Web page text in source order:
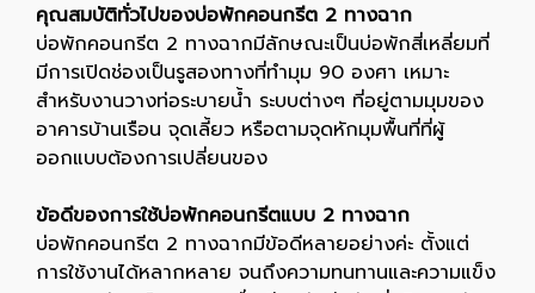
คุณสมบัติทั่วไปของบ่อพักคอนกรีต 2 ทางฉาก
บ่อพักคอนกรีต 2 ทางฉากมีลักษณะเป็นบ่อพักสี่เหลี่ยมที่
มีการเปิดช่องเป็นรูสองทางที่ทำมุม 90 องศา เหมาะ
สำหรับงานวางท่อระบายน้ำ ระบบต่างๆ ที่อยู่ตามมุมของ
อาคารบ้านเรือน จุดเลี้ยว หรือตามจุดหักมุมพื้นที่ที่ผู้
ออกแบบต้องการเปลี่ยนของ
ข้อดีของการใช้บ่อพักคอนกรีตแบบ 2 ทางฉาก
บ่อพักคอนกรีต 2 ทางฉากมีข้อดีหลายอย่างค่ะ ตั้งแต่
การใช้งานได้หลากหลาย จนถึงความทนทานและความแข็ง